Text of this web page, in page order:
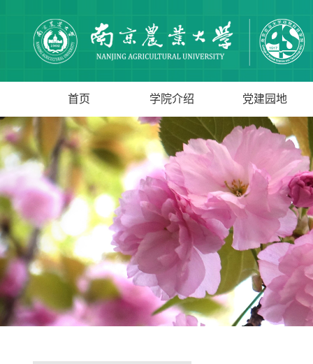
首页 学院介绍 党建园地